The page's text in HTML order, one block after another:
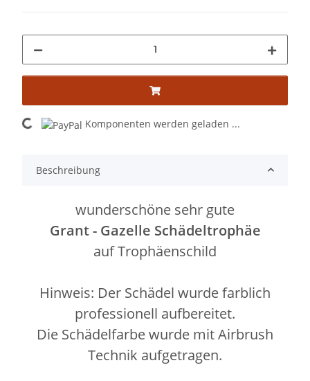
Komponenten werden geladen ...
Beschreibung
wunderschöne sehr gute
Grant - Gazelle Schädeltrophäe
auf Trophäenschild
Hinweis: Der Schädel wurde farblich
professionell aufbereitet.
Die Schädelfarbe wurde mit Airbrush
Technik aufgetragen.